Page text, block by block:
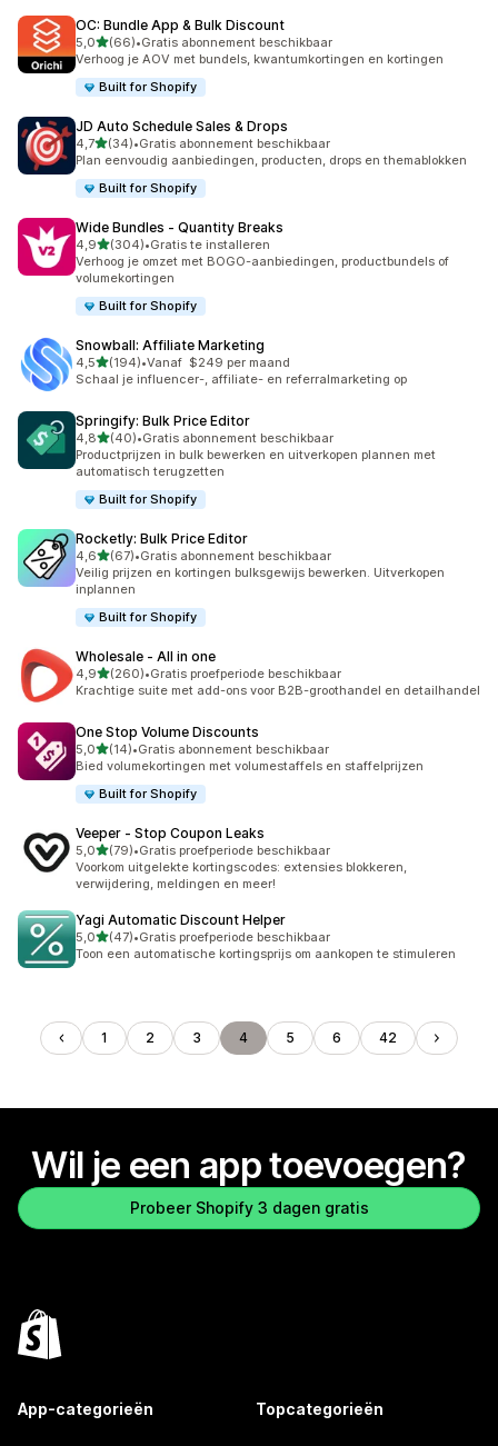
OC: Bundle App & Bulk Discount
5,0van 5 sterren
(66)
66 recensies in totaal
•Gratis abonnement beschikbaar
Verhoog je AOV met bundels, kwantumkortingen en kortingen
Built for Shopify
JD Auto Schedule Sales & Drops
4,7van 5 sterren
(34)
34 recensies in totaal
•Gratis abonnement beschikbaar
Plan eenvoudig aanbiedingen, producten, drops en themablokken
Built for Shopify
Wide Bundles ‑ Quantity Breaks
4,9van 5 sterren
(304)
304 recensies in totaal
•Gratis te installeren
Verhoog je omzet met BOGO-aanbiedingen, productbundels of
volumekortingen
Built for Shopify
Snowball: Affiliate Marketing
4,5van 5 sterren
(194)
194 recensies in totaal
•Vanaf $249 per maand
Schaal je influencer-, affiliate- en referralmarketing op
Springify: Bulk Price Editor
4,8van 5 sterren
(40)
40 recensies in totaal
•Gratis abonnement beschikbaar
Productprijzen in bulk bewerken en uitverkopen plannen met
automatisch terugzetten
Built for Shopify
Rocketly: Bulk Price Editor
4,6van 5 sterren
(67)
67 recensies in totaal
•Gratis abonnement beschikbaar
Veilig prijzen en kortingen bulksgewijs bewerken. Uitverkopen
inplannen
Built for Shopify
Wholesale ‑ All in one
4,9van 5 sterren
(260)
260 recensies in totaal
•Gratis proefperiode beschikbaar
Krachtige suite met add-ons voor B2B-groothandel en detailhandel
One Stop Volume Discounts
5,0van 5 sterren
(14)
14 recensies in totaal
•Gratis abonnement beschikbaar
Bied volumekortingen met volumestaffels en staffelprijzen
Built for Shopify
Veeper ‑ Stop Coupon Leaks
5,0van 5 sterren
(79)
79 recensies in totaal
•Gratis proefperiode beschikbaar
Voorkom uitgelekte kortingscodes: extensies blokkeren,
verwijdering, meldingen en meer!
Yagi Automatic Discount Helper
5,0van 5 sterren
(47)
47 recensies in totaal
•Gratis proefperiode beschikbaar
Toon een automatische kortingsprijs om aankopen te stimuleren
1 2 3 4 5 6 42
Wil je een app toevoegen?
Probeer Shopify 3 dagen gratis
App-categorieën Topcategorieën